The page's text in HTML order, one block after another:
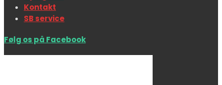
Kontakt
SB service
Følg os på Facebook